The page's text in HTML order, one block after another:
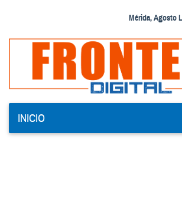
Mérida, Agosto
INICIO